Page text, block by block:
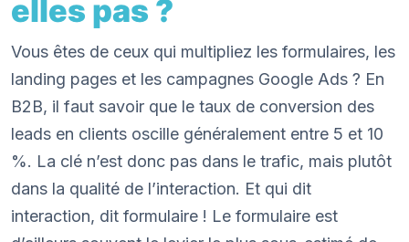
elles pas ?
Vous êtes de ceux qui multipliez les formulaires, les
landing pages et les campagnes Google Ads ? En
B2B, il faut savoir que le taux de conversion des
leads en clients oscille généralement entre 5 et 10
%. La clé n’est donc pas dans le trafic, mais plutôt
dans la qualité de l’interaction. Et qui dit
interaction, dit formulaire ! Le formulaire est